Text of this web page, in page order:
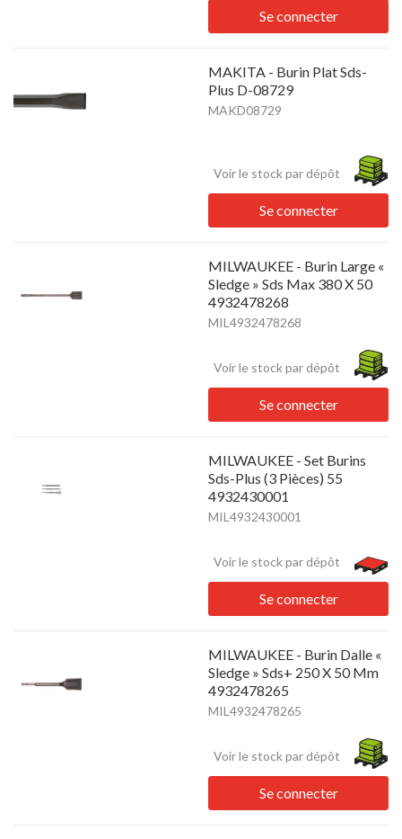
Se connecter
MAKITA - Burin Plat Sds-
Plus D-08729
MAKD08729
Voir le stock par dépôt
Se connecter
MILWAUKEE - Burin Large «
Sledge » Sds Max 380 X 50
4932478268
MIL4932478268
Voir le stock par dépôt
Se connecter
MILWAUKEE - Set Burins
Sds-Plus (3 Pièces) 55
4932430001
MIL4932430001
Voir le stock par dépôt
Se connecter
MILWAUKEE - Burin Dalle «
Sledge » Sds+ 250 X 50 Mm
4932478265
MIL4932478265
Voir le stock par dépôt
Se connecter